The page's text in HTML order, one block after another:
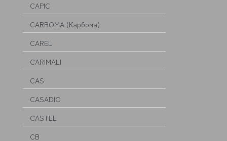
CAPIC
CARBOMA (Карбома)
CAREL
CARIMALI
CAS
CASADIO
CASTEL
CB